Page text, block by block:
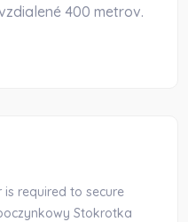
400 metrov.
required to secure
Stokrotka